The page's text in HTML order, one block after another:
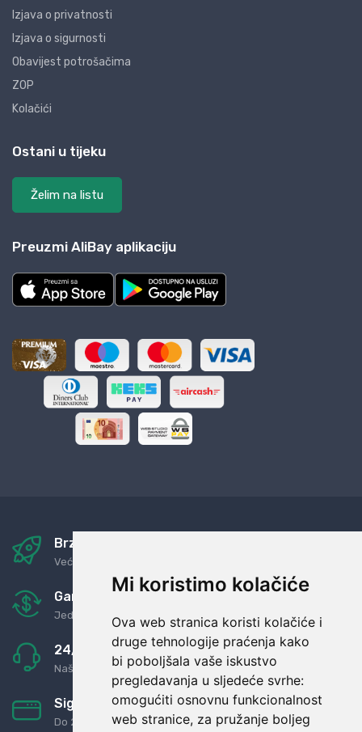
Mi koristimo kolačiće
Ova web stranica koristi kolačiće i
druge tehnologije praćenja kako
bi poboljšala vaše iskustvo
pregledavanja u sljedeće svrhe:
omogućiti osnovnu funkcionalnost
web stranice, za pružanje boljeg
Izjava o privatnosti
Izjava o sigurnosti
Obavijest potrošačima
ZOP
Kolačići
Ostani u tijeku
Želim na listu
Preuzmi AliBay aplikaciju
Brza i sigurna dostava
Već za nekoliko dana kod vas
Garancija u povrat novaca
Jednostavno pravilo: Roba za novac
24/7 odlična podrška
Naši agenti uvijek na raspolaganju
Sigurno obročno plaćanje
Do 24 rata bez kamata